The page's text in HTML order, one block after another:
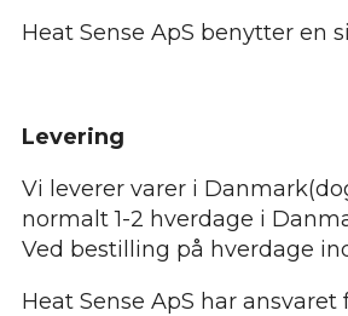
Heat Sense ApS benytter en
Levering
Vi leverer varer i
normalt 1-2 hverdage i
Ved bestilling på hverdage
Heat Sense ApS har